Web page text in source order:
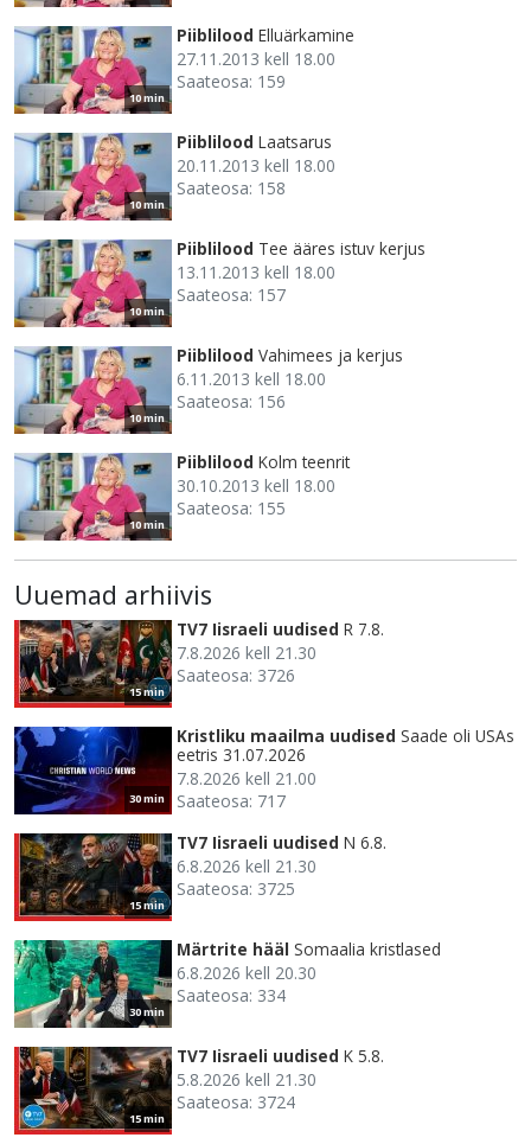
10 min
Piiblilood Elluärkamine
27.11.2013 kell 18.00
Saateosa: 159
10 min
Piiblilood Laatsarus
20.11.2013 kell 18.00
Saateosa: 158
10 min
Piiblilood Tee ääres istuv kerjus
13.11.2013 kell 18.00
Saateosa: 157
10 min
Piiblilood Vahimees ja kerjus
6.11.2013 kell 18.00
Saateosa: 156
10 min
Piiblilood Kolm teenrit
30.10.2013 kell 18.00
Saateosa: 155
Uuemad arhiivis
15 min
TV7 Iisraeli uudised R 7.8.
7.8.2026 kell 21.30
Saateosa: 3726
30 min
Kristliku maailma uudised Saade oli USAs
eetris 31.07.2026
7.8.2026 kell 21.00
Saateosa: 717
15 min
TV7 Iisraeli uudised N 6.8.
6.8.2026 kell 21.30
Saateosa: 3725
30 min
Märtrite hääl Somaalia kristlased
6.8.2026 kell 20.30
Saateosa: 334
15 min
TV7 Iisraeli uudised K 5.8.
5.8.2026 kell 21.30
Saateosa: 3724